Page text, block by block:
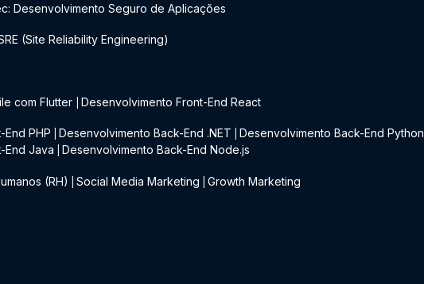
Desenvolvimento Seguro de Aplicações
(Site Reliability Engineering)
com Flutter Desenvolvimento Front-End React
PHP Desenvolvimento Back-End .NET Desenvolvimento Back-End Python
End Java Desenvolvimento Back-End Node.js
(RH) Social Media Marketing Growth Marketing